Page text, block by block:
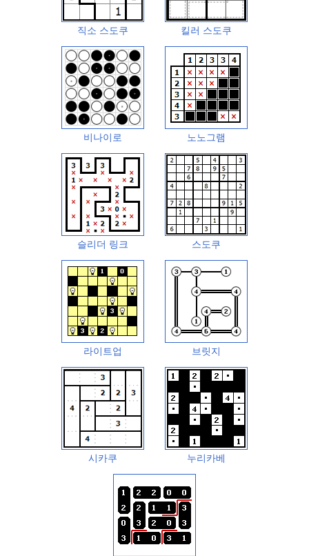
직소 스도쿠 킬러 스도쿠
비나이로 노노그램
슬리더 링크 스도쿠
라이트업 브릿지
시카쿠 누리카베